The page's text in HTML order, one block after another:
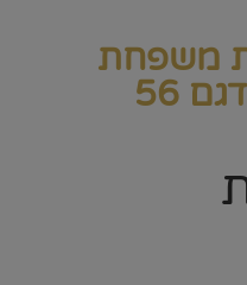
משפחת
56